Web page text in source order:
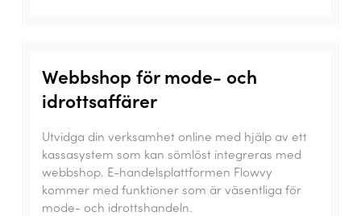
Webbshop för mode- och
idrottsaffärer
Utvidga din verksamhet online med hjälp av ett
kassasystem som kan sömlöst integreras med
webbshop. E-handelsplattformen Flowvy
kommer med funktioner som är väsentliga för
mode- och idrottshandeln.